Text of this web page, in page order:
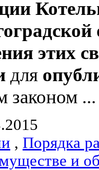
этих
для
законом ...
, Порядка
и